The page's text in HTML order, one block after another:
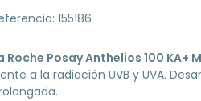
155186
Roche Posay Anthelios 100 KA+
a la radiación UVB y UVA.